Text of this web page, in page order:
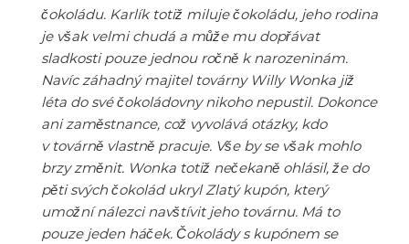
čokoládu. Karlík totiž miluje čokoládu, jeho rodina
je však velmi chudá a může mu dopřávat
sladkosti pouze jednou ročně k narozeninám.
Navíc záhadný majitel továrny Willy Wonka již
léta do své čokoládovny nikoho nepustil. Dokonce
ani zaměstnance, což vyvolává otázky, kdo
v továrně vlastně pracuje. Vše by se však mohlo
brzy změnit. Wonka totiž nečekaně ohlásil, že do
pěti svých čokolád ukryl Zlatý kupón, který
umožní nálezci navštívit jeho továrnu. Má to
pouze jeden háček. Čokolády s kupónem se